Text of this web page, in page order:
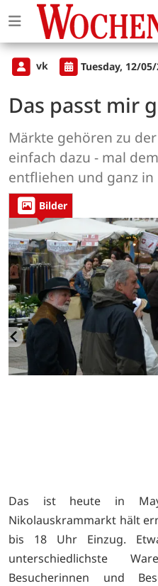
vk Tuesday, 12/
Das passt mir
Märkte gehören zu
einfach dazu - mal
entfliehen und ganz in
Bilder
Das ist heute in
Nikolauskrammarkt hält
bis 18 Uhr Einzug.
unterschiedlichste
Besucherinnen und